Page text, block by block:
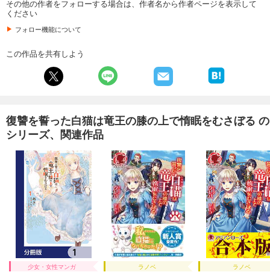
その他の作者をフォローする場合は、作者名から作者ページを表示して
ください
フォロー機能について
この作品を共有しよう
復讐を誓った白猫は竜王の膝の上で惰眠をむさぼる の
シリーズ、関連作品
少女・女性マンガ ラノベ ラノベ